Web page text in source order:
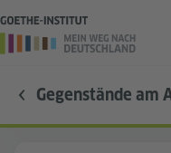
Gegenstände am